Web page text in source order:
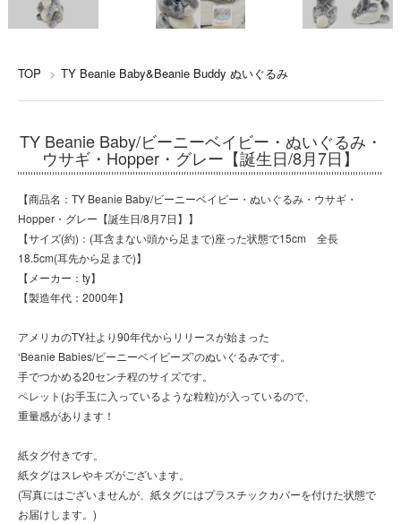
TOP > TY Beanie Baby&Beanie Buddy ぬいぐるみ
TY Beanie Baby/ビーニーベイビー・ぬいぐるみ・
ウサギ・Hopper・グレー【誕生日/8月7日】
【商品名：TY Beanie Baby/ビーニーベイビー・ぬいぐるみ・ウサギ・
Hopper・グレー【誕生日/8月7日】】
【サイズ(約)：(耳含まない頭から足まで)座った状態で15cm 全長
18.5cm(耳先から足まで)】
【メーカー：ty】
【製造年代：2000年】
アメリカのTY社より90年代からリリースが始まった
‘Beanie Babies/ビーニーベイビーズ’のぬいぐるみです。
手でつかめる20センチ程のサイズです。
ペレット(お手玉に入っているような粒粒)が入っているので、
重量感があります！
紙タグ付きです。
紙タグはスレやキズがございます。
(写真にはございませんが、紙タグにはプラスチックカバーを付けた状態で
お届けします。)